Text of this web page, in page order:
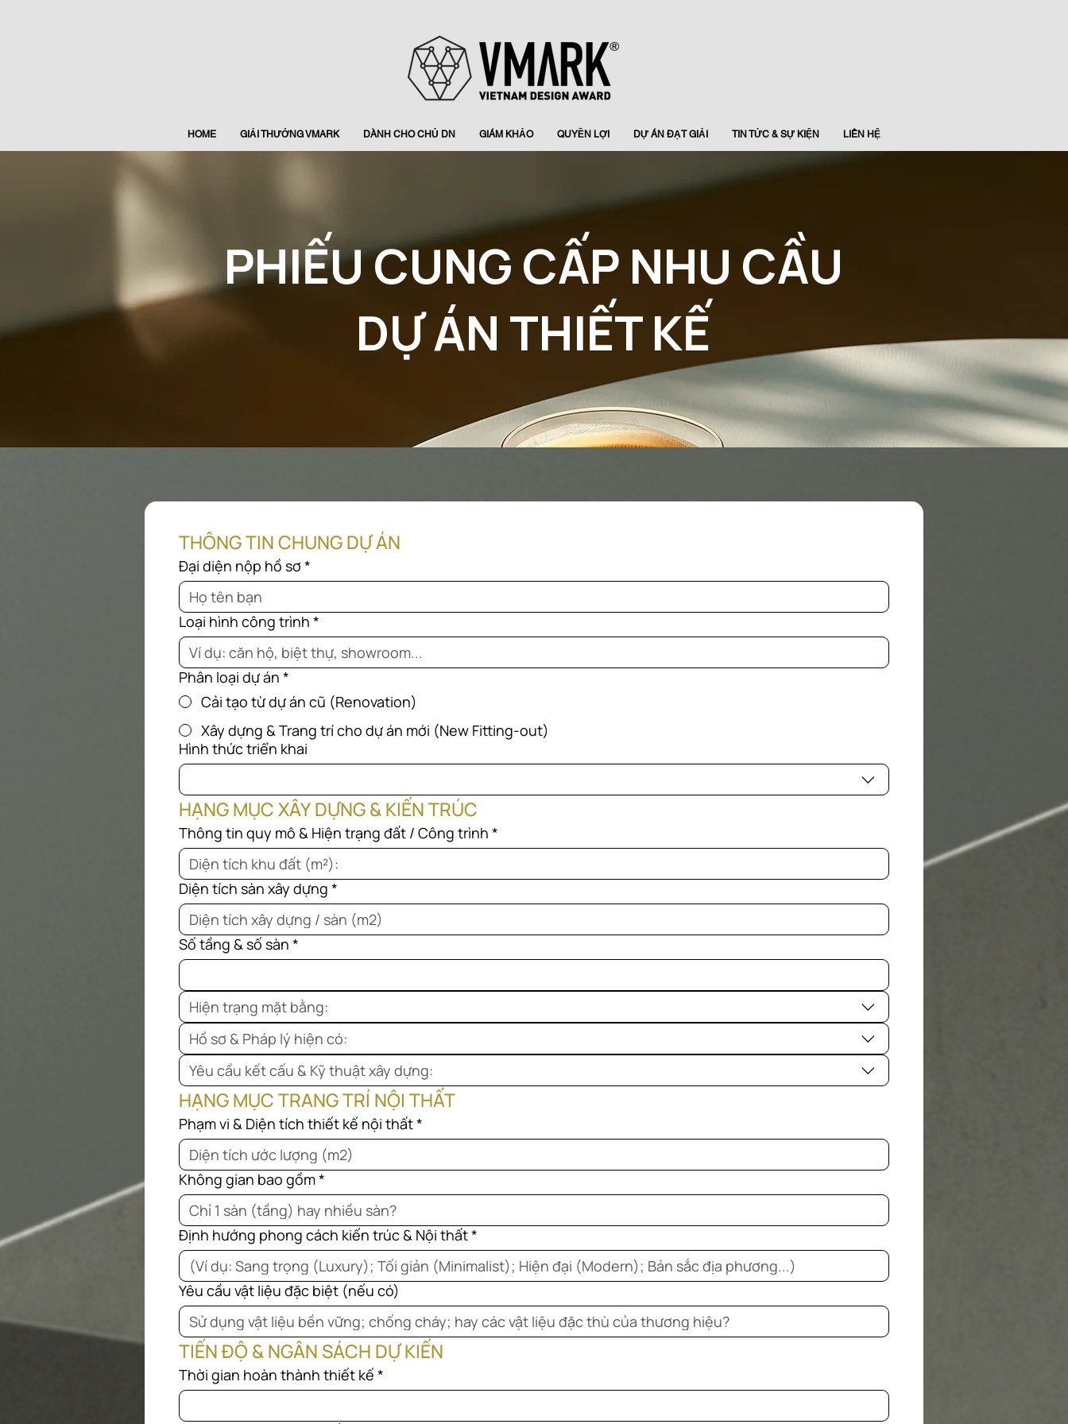
HOME GIẢI THƯỞNG VMARK DÀNH CHO CHỦ DN GIÁM KHẢO QUYỀN LỢI DỰ ÁN ĐẠT GIẢI TIN TỨC & SỰ KIỆN LIÊN HỆ
PHIẾU CUNG CẤP NHU CẦU
DỰ ÁN THIẾT KẾ
THÔNG TIN CHUNG DỰ ÁN
Đại diện nộp hồ sơ *
Loại hình công trình *
Phân loại dự án *
Cải tạo từ dự án cũ (Renovation)
Xây dựng & Trang trí cho dự án mới (New Fitting-out)
Hình thức triển khai
HẠNG MỤC XÂY DỰNG & KIẾN TRÚC
Thông tin quy mô & Hiện trạng đất / Công trình *
Diện tích sàn xây dựng *
Số tầng & số sàn *
Hiện trạng mặt bằng:
Hồ sơ & Pháp lý hiện có:
Yêu cầu kết cấu & Kỹ thuật xây dựng:
HẠNG MỤC TRANG TRÍ NỘI THẤT
Phạm vi & Diện tích thiết kế nội thất*
Không gian bao gồm*
Định hướng phong cách kiến trúc & Nội thất*
Yêu cầu vật liệu đặc biệt (nếu có)
TIẾN ĐỘ & NGÂN SÁCH DỰ KIẾN
Thời gian hoàn thành thiết kế *